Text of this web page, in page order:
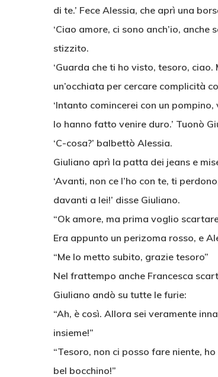
di te.’ Fece Alessia, che aprì una
‘Ciao amore, ci sono anch’io,
stizzito.
‘Guarda che ti ho visto, tesoro,
un’occhiata per cercare complicità
‘Intanto comincerei con un
lo hanno fatto venire duro.’ Tuonò
‘C-cosa?’ balbettò Alessia.
Giuliano aprì la patta dei jeans e
‘Avanti, non ce l’ho con te, ti
davanti a lei!’ disse Giuliano.
“Ok amore, ma prima voglio
Era appunto un perizoma rosso, e
“Me lo metto subito, grazie tesoro”
Nel frattempo anche Francesca
Giuliano andò su tutte le furie:
“Ah, è così. Allora sei veramente
insieme!”
“Tesoro, non ci posso fare niente,
bel bocchino!”